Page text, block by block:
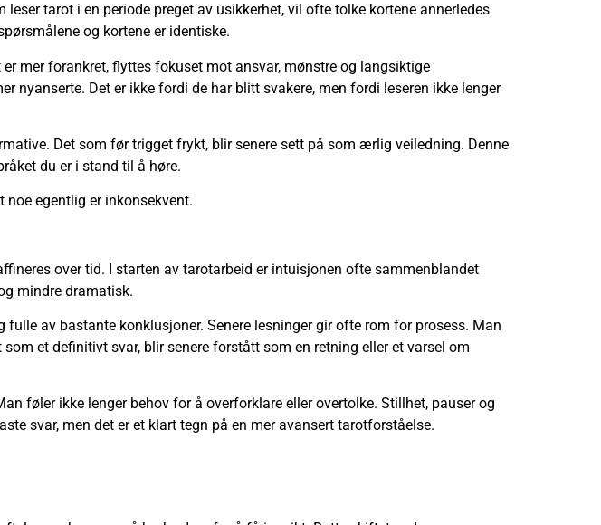
tarot i en periode preget av usikkerhet, vil ofte tolke kortene annerledes
og kortene er identiske.
mer forankret, flyttes fokuset mot ansvar, mønstre og langsiktige
nyanserte. Det er ikke fordi de har blitt svakere, men fordi leseren ikke lenger
Det som før trigget frykt, blir senere sett på som ærlig veiledning. Denne
du er i stand til å høre.
egentlig er inkonsekvent.
over tid. I starten av tarotarbeid er intuisjonen ofte sammenblandet
mindre dramatisk.
av bastante konklusjoner. Senere lesninger gir ofte rom for prosess. Man
et definitivt svar, blir senere forstått som en retning eller et varsel om
føler ikke lenger behov for å overforklare eller overtolke. Stillhet, pauser og
svar, men det er et klart tegn på en mer avansert tarotforståelse.